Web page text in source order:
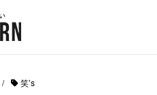
/ 笑’s